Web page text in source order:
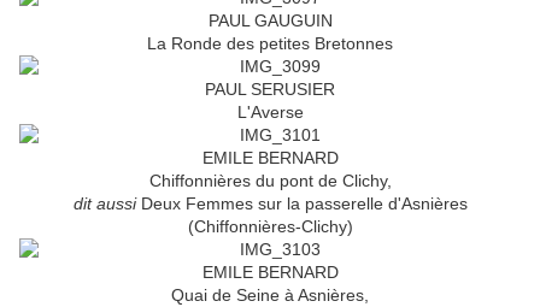
PAUL GAUGUIN
La Ronde des petites Bretonnes
PAUL SERUSIER
L'Averse
EMILE BERNARD
Chiffonnières du pont de Clichy,
dit aussiDeux Femmes sur la passerelle d'Asnières
(Chiffonnières-Clichy)
EMILE BERNARD
Quai de Seine à Asnières,